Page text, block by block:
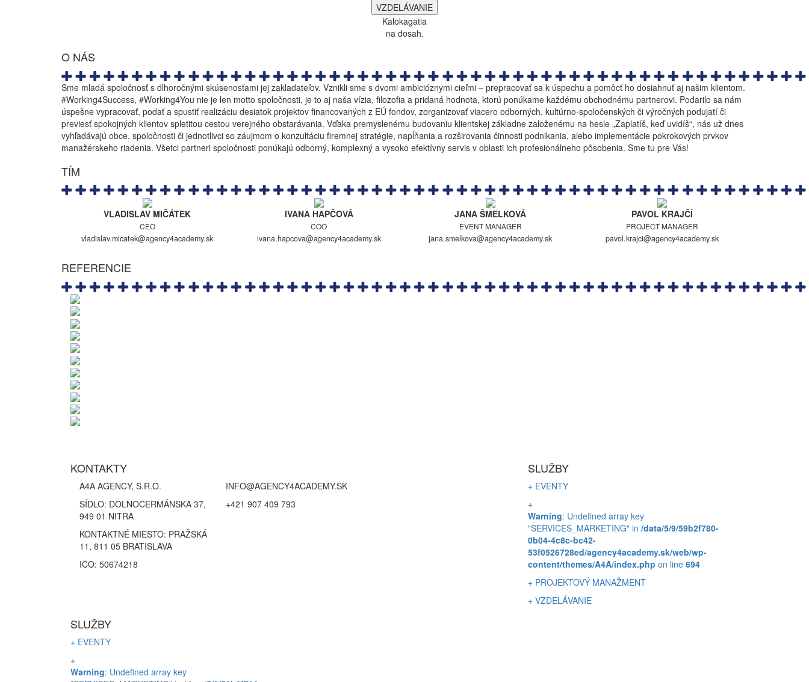
VZDELÁVANIE
Kalokagatia
na dosah.
O NÁS
Sme mladá spoločnosť s dlhoročnými skúsenosťami jej zakladateľov. Vznikli sme s dvomi ambicióznymi cieľmi – prepracovať sa k úspechu a pomôcť ho dosiahnuť aj našim klientom.
#Working4Success, #Working4You nie je len motto spoločnosti, je to aj naša vízia, filozofia a pridaná hodnota, ktorú ponúkame každému obchodnému partnerovi. Podarilo sa nám
úspešne vypracovať, podať a spustiť realizáciu desiatok projektov financovaných z EÚ fondov, zorganizovať viacero odborných, kultúrno-spoločenských či výročných podujatí či
previesť spokojných klientov spletitou cestou verejného obstarávania. Vďaka premyslenému budovaniu klientskej základne založenému na hesle „Zaplatíš, keď uvidíš“, nás už dnes
vyhľadávajú obce, spoločnosti či jednotlivci so záujmom o konzultáciu firemnej stratégie, napĺňania a rozširovania činnosti podnikania, alebo implementácie pokrokových prvkov
manažérskeho riadenia. Všetci partneri spoločnosti ponúkajú odborný, komplexný a vysoko efektívny servis v oblasti ich profesionálneho pôsobenia. Sme tu pre Vás!
TÍM
VLADISLAV MIČÁTEK
CEO
vladislav.micatek@agency4academy.sk
IVANA HAPČOVÁ
COO
ivana.hapcova@agency4academy.sk
JANA ŠMELKOVÁ
EVENT MANAGER
jana.smelkova@agency4academy.sk
PAVOL KRAJČÍ
PROJECT MANAGER
pavol.krajci@agency4academy.sk
REFERENCIE
KONTAKTY
A4A AGENCY, S.R.O.
SÍDLO: DOLNOČERMÁNSKA 37,
949 01 NITRA
KONTAKTNÉ MIESTO: PRAŽSKÁ
11, 811 05 BRATISLAVA
IČO: 50674218
INFO@AGENCY4ACADEMY.SK
+421 907 409 793
SLUŽBY
+ EVENTY
+
Warning: Undefined array key
"SERVICES_MARKETING" in /data/5/9/59b2f780-
0b04-4c8c-bc42-
53f0526728ed/agency4academy.sk/web/wp-
content/themes/A4A/index.php on line 694
+ PROJEKTOVÝ MANAŽMENT
+ VZDELÁVANIE
SLUŽBY
+ EVENTY
+
Warning: Undefined array key